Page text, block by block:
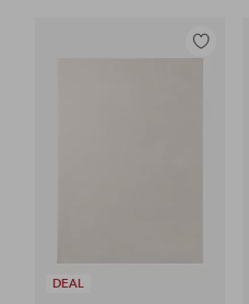
DEAL
Legg